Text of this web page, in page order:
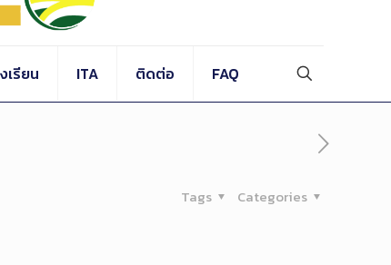
เรียน ITA ติดต่อ FAQ
Categories
Tags